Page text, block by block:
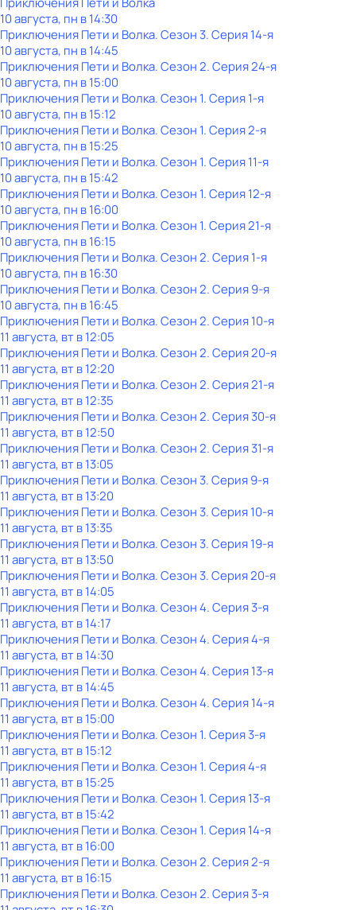
10 августа, пн в 14:30
Приключения Пети и Волка. Сезон 3. Серия 14-я
10 августа, пн в 14:45
Приключения Пети и Волка. Сезон 2. Серия 24-я
10 августа, пн в 15:00
Приключения Пети и Волка. Сезон 1. Серия 1-я
10 августа, пн в 15:12
Приключения Пети и Волка. Сезон 1. Серия 2-я
10 августа, пн в 15:25
Приключения Пети и Волка. Сезон 1. Серия 11-я
10 августа, пн в 15:42
Приключения Пети и Волка. Сезон 1. Серия 12-я
10 августа, пн в 16:00
Приключения Пети и Волка. Сезон 1. Серия 21-я
10 августа, пн в 16:15
Приключения Пети и Волка. Сезон 2. Серия 1-я
10 августа, пн в 16:30
Приключения Пети и Волка. Сезон 2. Серия 9-я
10 августа, пн в 16:45
Приключения Пети и Волка. Сезон 2. Серия 10-я
11 августа, вт в 12:05
Приключения Пети и Волка. Сезон 2. Серия 20-я
11 августа, вт в 12:20
Приключения Пети и Волка. Сезон 2. Серия 21-я
11 августа, вт в 12:35
Приключения Пети и Волка. Сезон 2. Серия 30-я
11 августа, вт в 12:50
Приключения Пети и Волка. Сезон 2. Серия 31-я
11 августа, вт в 13:05
Приключения Пети и Волка. Сезон 3. Серия 9-я
11 августа, вт в 13:20
Приключения Пети и Волка. Сезон 3. Серия 10-я
11 августа, вт в 13:35
Приключения Пети и Волка. Сезон 3. Серия 19-я
11 августа, вт в 13:50
Приключения Пети и Волка. Сезон 3. Серия 20-я
11 августа, вт в 14:05
Приключения Пети и Волка. Сезон 4. Серия 3-я
11 августа, вт в 14:17
Приключения Пети и Волка. Сезон 4. Серия 4-я
11 августа, вт в 14:30
Приключения Пети и Волка. Сезон 4. Серия 13-я
11 августа, вт в 14:45
Приключения Пети и Волка. Сезон 4. Серия 14-я
11 августа, вт в 15:00
Приключения Пети и Волка. Сезон 1. Серия 3-я
11 августа, вт в 15:12
Приключения Пети и Волка. Сезон 1. Серия 4-я
11 августа, вт в 15:25
Приключения Пети и Волка. Сезон 1. Серия 13-я
11 августа, вт в 15:42
Приключения Пети и Волка. Сезон 1. Серия 14-я
11 августа, вт в 16:00
Приключения Пети и Волка. Сезон 2. Серия 2-я
11 августа, вт в 16:15
Приключения Пети и Волка. Сезон 2. Серия 3-я